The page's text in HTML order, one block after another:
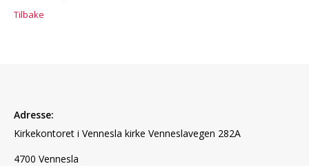
Tilbake
Adresse:
Kirkekontoret i Vennesla kirke Venneslavegen 282A
4700 Vennesla